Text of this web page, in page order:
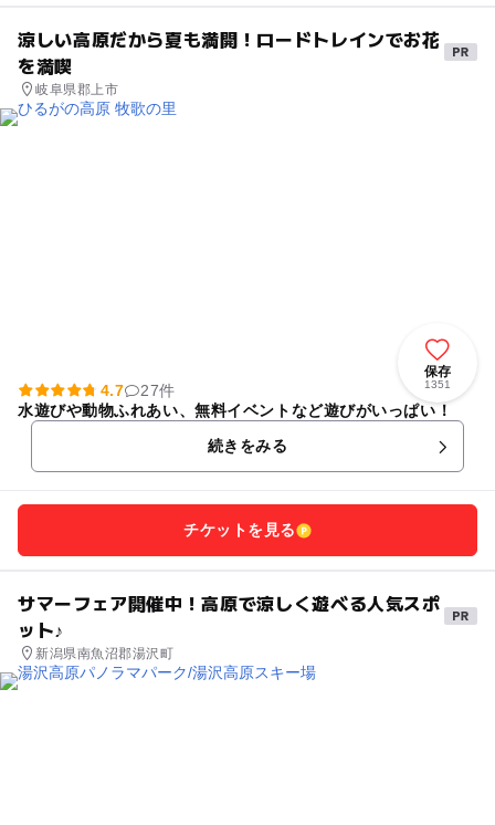
涼しい高原だから夏も満開！ロードトレインでお花
を満喫
岐阜県郡上市
保存
1351
4.7
27件
水遊びや動物ふれあい、無料イベントなど遊びがいっぱい！
続きをみる
チケットを見る
サマーフェア開催中！高原で涼しく遊べる人気スポ
ット♪
新潟県南魚沼郡湯沢町